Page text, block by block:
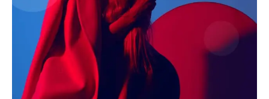
Terms of Use Agreement
Facebook
X WhatsApp
Share